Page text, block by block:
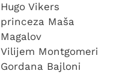
Hugo Vikers
princeza Maša
Magalov
Vilijem Montgomeri
Gordana Bajloni